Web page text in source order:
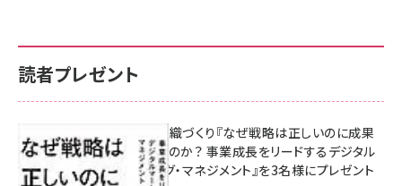
読者プレゼント
成果を生む組織づくり『なぜ戦略は正しいのに成果
があがらないのか？ 事業成長をリードするデジタル
マーケティング・マネジメント』を3名様にプレゼント